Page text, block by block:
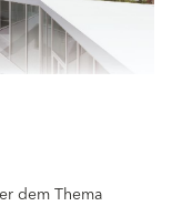
dem Thema